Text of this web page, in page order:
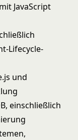
JavaScript
Lifecycle-
und
einschließlich